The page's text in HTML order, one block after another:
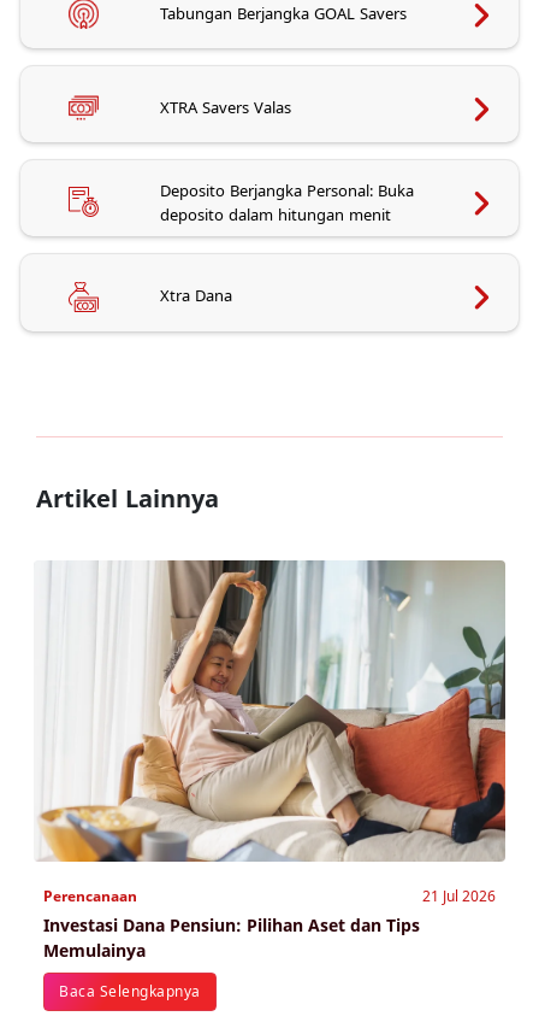
Tabungan Berjangka GOAL Savers
XTRA Savers Valas
Deposito Berjangka Personal: Buka
deposito dalam hitungan menit
Xtra Dana
Artikel Lainnya
Perencanaan 21 Jul 2026
Investasi Dana Pensiun: Pilihan Aset dan Tips
Memulainya
Baca Selengkapnya